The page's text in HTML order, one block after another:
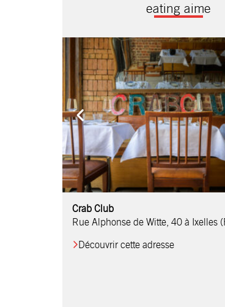
eating aime
Comptoir Chouchou
Crab Club
Rue Alphonse de Witte, 40 à Ixelles
Découvrir cette adresse
OM Restaurant
Table & Comptoir
Le Relais d’Orti
Studio 97
Löctave Restaurant
F-eat Restaurant
L’Art des Mets
Restaurant Harmonie
La Table de Jean